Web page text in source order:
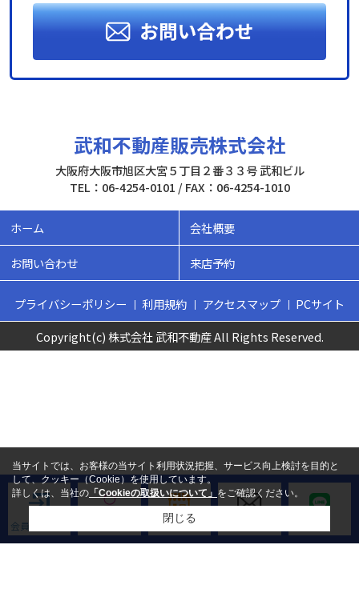
会員ログイン 来店予約
武和不動産販売株式会社
大阪府大阪市旭区大宮５丁目２番３３号 武和ビル
TEL：06-4254-0101 / FAX：06-4254-1010
ホーム 会社概要
お問い合わせ 来店予約
プライバシーポリシー 利用規約 アクセスマップ
PCサイト
Copyright(c) 株式会社 武和不動産 All Rights Reserved.
当サイトでは、お客様の当サイト利用状況把握、サービス向上検討を目的と
して、クッキー（Cookie）を使用しています。
詳しくは、当社の 「Cookieの取扱いについて」 をご確認ください。
閉じる